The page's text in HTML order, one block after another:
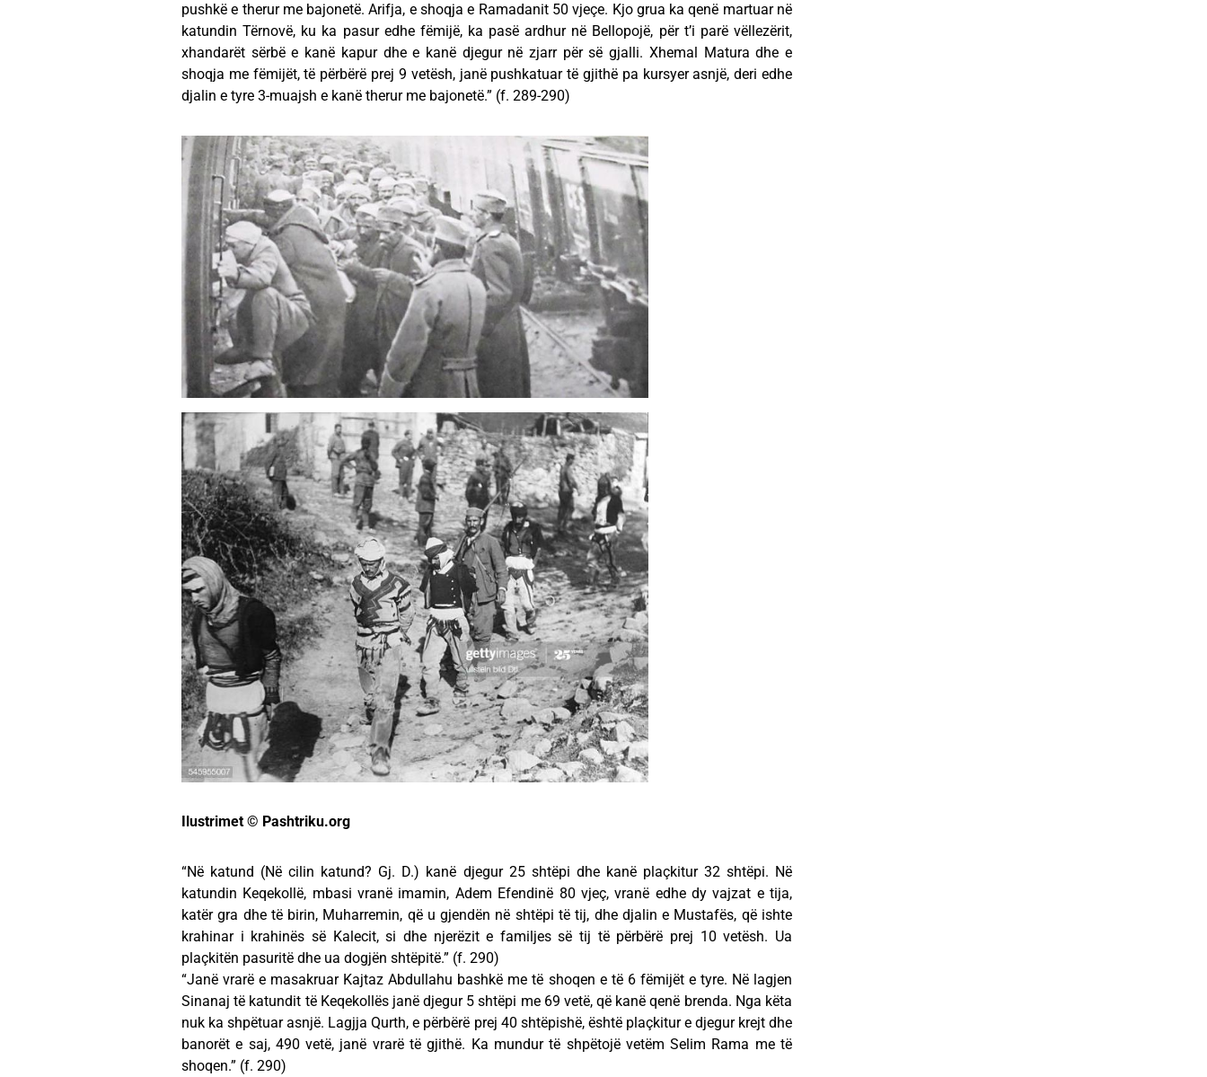
pushkë e therur me bajonetë. Arifja, e shoqja e Ramadanit 50 vjeçe. Kjo grua ka qenë martuar në
katundin Tërnovë, ku ka pasur edhe fëmijë, ka pasë ardhur në Bellopojë, për t’i parë vëllezërit,
xhandarët sërbë e kanë kapur dhe e kanë djegur në zjarr për së gjalli. Xhemal Matura dhe e
shoqja me fëmijët, të përbërë prej 9 vetësh, janë pushkatuar të gjithë pa kursyer asnjë, deri edhe
djalin e tyre 3-muajsh e kanë therur me bajonetë.” (f. 289-290)
Ilustrimet © Pashtriku.org
“Në katund (Në cilin katund? Gj. D.) kanë djegur 25 shtëpi dhe kanë plaçkitur 32 shtëpi. Në
katundin Keqekollë, mbasi vranë imamin, Adem Efendinë 80 vjeç, vranë edhe dy vajzat e tija,
katër gra dhe të birin, Muharremin, që u gjendën në shtëpi të tij, dhe djalin e Mustafës, që ishte
krahinar i krahinës së Kalecit, si dhe njerëzit e familjes së tij të përbërë prej 10 vetësh. Ua
plaçkitën pasuritë dhe ua dogjën shtëpitë.” (f. 290)
“Janë vrarë e masakruar Kajtaz Abdullahu bashkë me të shoqen e të 6 fëmijët e tyre. Në lagjen
Sinanaj të katundit të Keqekollës janë djegur 5 shtëpi me 69 vetë, që kanë qenë brenda. Nga këta
nuk ka shpëtuar asnjë. Lagjja Qurth, e përbërë prej 40 shtëpishë, është plaçkitur e djegur krejt dhe
banorët e saj, 490 vetë, janë vrarë të gjithë. Ka mundur të shpëtojë vetëm Selim Rama me të
shoqen.” (f. 290)